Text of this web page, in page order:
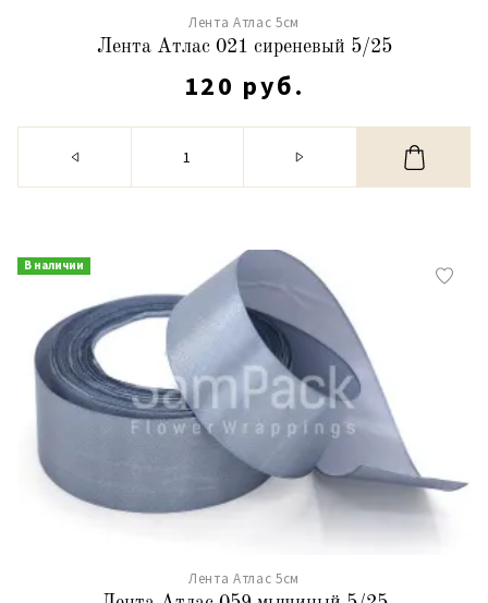
Лента Атлас 5см
Лента Атлас 021 сиреневый 5/25
120 руб.
В наличии
Лента Атлас 5см